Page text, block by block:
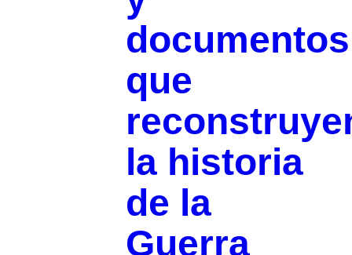
documentos
que
la historia
de la
Guerra